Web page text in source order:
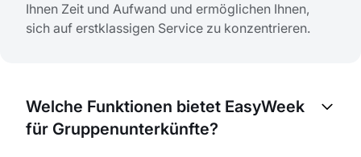
Ihnen Zeit und Aufwand und ermöglichen Ihnen,
sich auf erstklassigen Service zu konzentrieren.
Welche Funktionen bietet EasyWeek
für Gruppenunterkünfte?